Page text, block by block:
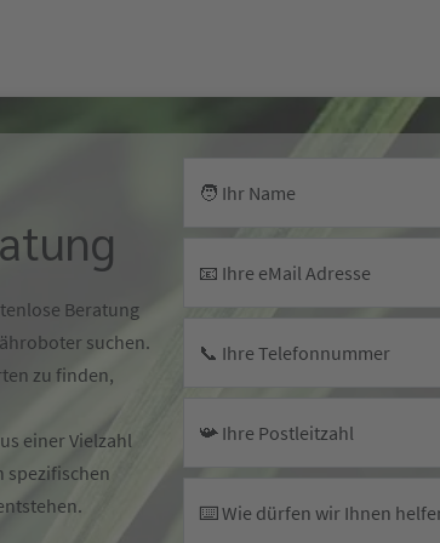
Beratung
suchen.
zu finden,
einer Vielzahl
spezifischen
🧑 Ihr Name
📧 Ihre eMail Adresse
📞 Ihre Telefonnummer
📯 Ihre Postleitzahl
⌨️ Wie dürfen wir Ihnen